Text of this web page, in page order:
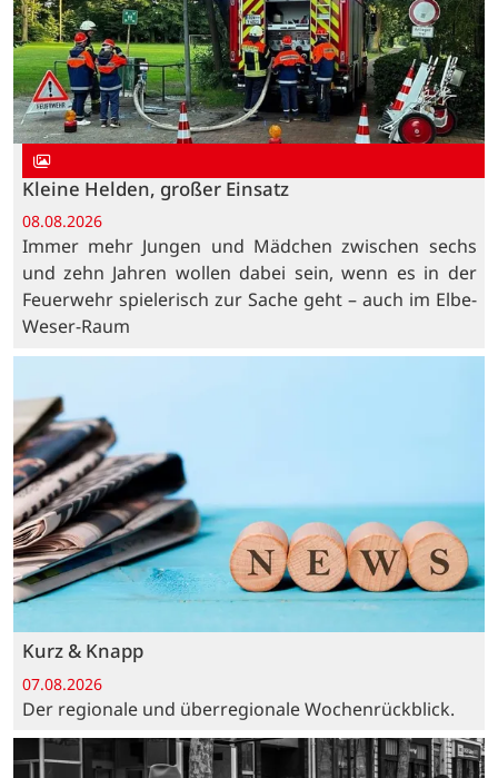
Kleine Helden, großer Einsatz
08.08.2026
Immer mehr Jungen und Mädchen zwischen sechs
und zehn Jahren wollen dabei sein, wenn es in der
Feuerwehr spielerisch zur Sache geht – auch im Elbe-
Weser-Raum
Kurz & Knapp
07.08.2026
Der regionale und überregionale Wochenrückblick.